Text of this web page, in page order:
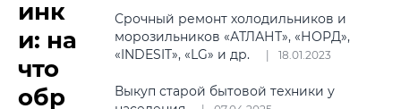
инк
и: на
что
обр
Срочный ремонт холодильников и
морозильников «АТЛАНТ», «НОРД»,
«INDESIT», «LG» и др.
18.01.2023
Выкуп старой бытовой техники у